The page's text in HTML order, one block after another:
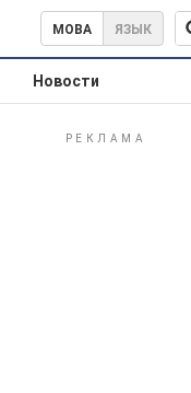
МОВА ЯЗЫК
Новости